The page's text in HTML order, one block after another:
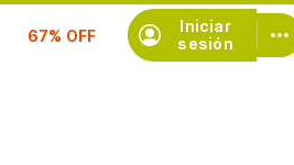
Iniciar
sesión
Suscríbete